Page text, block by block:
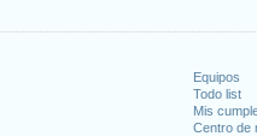
Equipos
Todo list
Mis
Centro de